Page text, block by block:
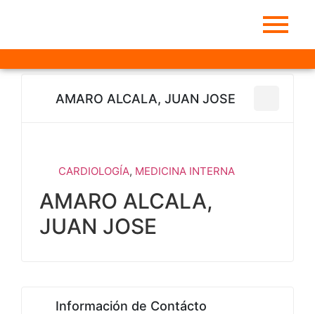
AMARO ALCALA, JUAN JOSE
CARDIOLOGÍA, MEDICINA INTERNA
AMARO ALCALA,
JUAN JOSE
Información de Contácto